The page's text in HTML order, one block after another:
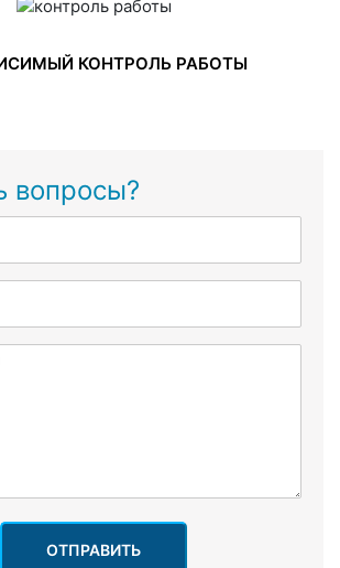
КОНТРОЛЬ РАБОТЫ
вопросы?
ОТПРАВИТЬ